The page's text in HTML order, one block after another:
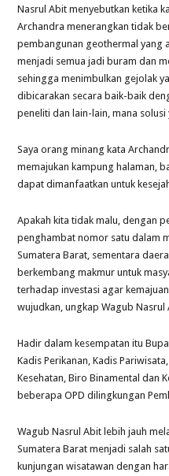
Nasrul Abit menyebutkan ketika
Archandra menerangkan tidak
pembangunan geothermal yang
menjadi semua jadi buram dan
sehingga menimbulkan gejolak
dibicarakan secara baik-baik
peneliti dan lain-lain, mana solusi
Saya orang minang kata
memajukan kampung halaman,
dapat dimanfaatkan untuk
Apakah kita tidak malu, dengan
penghambat nomor satu dalam
Sumatera Barat, sementara
berkembang makmur untuk
terhadap investasi agar
wujudkan, ungkap Wagub Nasrul
Hadir dalam kesempatan itu
Kadis Perikanan, Kadis
Kesehatan, Biro Binamental dan
beberapa OPD dilingkungan
Wagub Nasrul Abit lebih jauh
Sumatera Barat menjadi salah
kunjungan wisatawan dengan